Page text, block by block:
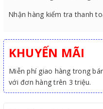
Nhận hàng kiểm tra thanh
KHUYẾN MÃI
Miễn phí giao hàng trong
với đơn hàng trên 3 triệu.